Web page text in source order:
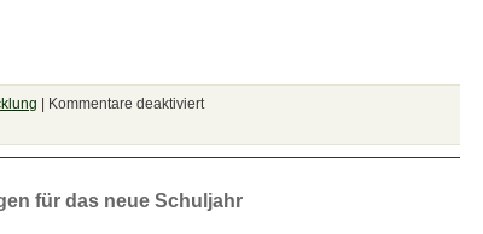
| Kommentare deaktiviert
für das neue Schuljahr